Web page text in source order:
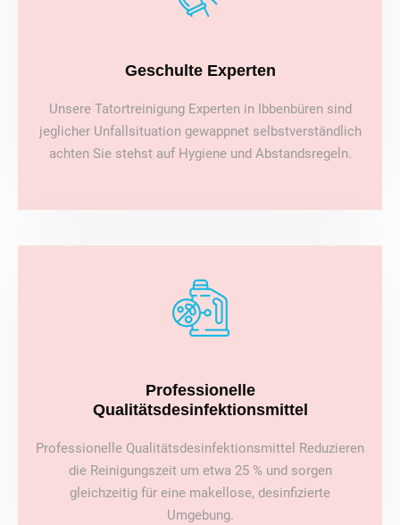
Geschulte Experten
Unsere Tatortreinigung Experten in Ibbenbüren sind
jeglicher Unfallsituation gewappnet selbstverständlich
achten Sie stehst auf Hygiene und Abstandsregeln.
Professionelle
Qualitätsdesinfektionsmittel
Professionelle Qualitätsdesinfektionsmittel Reduzieren
die Reinigungszeit um etwa 25 % und sorgen
gleichzeitig für eine makellose, desinfizierte
Umgebung.